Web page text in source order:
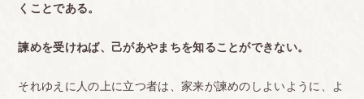
くことである。
諫めを受けねば、己があやまちを知ることができない。
それゆえに人の上に立つ者は、家来が諫めのしよいように、よ